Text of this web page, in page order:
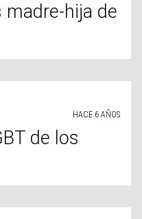
hija de
HACE 6 AÑOS
de los